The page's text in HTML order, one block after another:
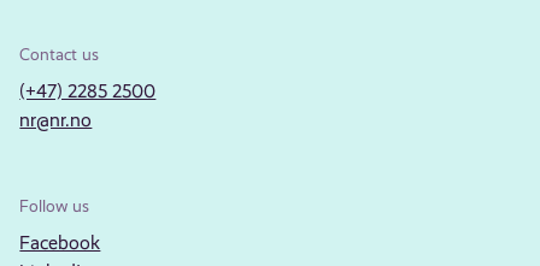
Contact us
(+47) 2285 2500
nr@nr.no
Follow us
Facebook